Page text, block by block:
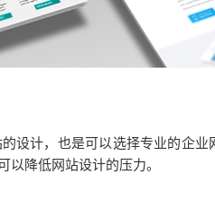
计，也是可以选择专业的企业
降低网站设计的压力。